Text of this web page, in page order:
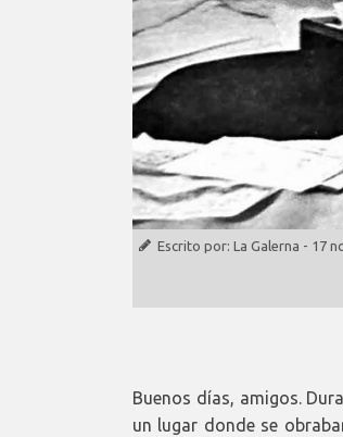
Escrito por: La Galerna - 17
Buenos días, amigos.
un lugar donde se